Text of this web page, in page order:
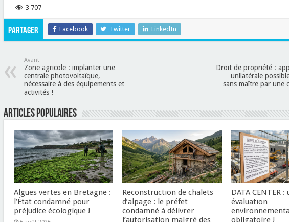
3 707
Partager Facebook Twitter LinkedIn
Avant
Zone agricole : implanter une
centrale photovoltaïque,
nécessaire à des équipements et
activités !
Droit de propriété :
unilatérale
sans maître par une
Articles populaires
Algues vertes en Bretagne :
l’État condamné pour
préjudice écologique !
Reconstruction de chalets
d’alpage : le préfet
condamné à délivrer
l’autorisation malgré des
DATA CENTER :
évaluation
obligatoire !